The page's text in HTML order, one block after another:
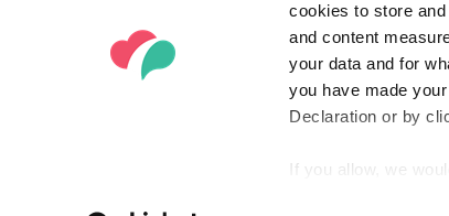
cookies to store
and content
your data and for
you have made
Declaration or by
If you allow, we